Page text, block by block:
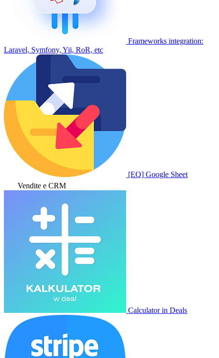
Frameworks integration:
Laravel, Symfony, Yii, RoR, etc
[EQ] Google Sheet
Vendite e CRM
Calculator in Deals